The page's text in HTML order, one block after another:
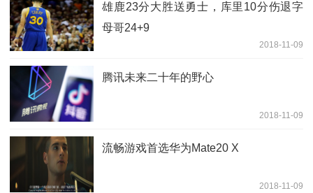
雄鹿23分大胜送勇士，库里10分伤退字
母哥24+9
2018-11-09
腾讯未来二十年的野心
2018-11-09
流畅游戏首选华为Mate20 X
2018-11-09